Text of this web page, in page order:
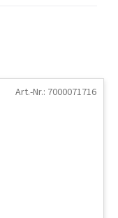
Art.-Nr.: 7000071716